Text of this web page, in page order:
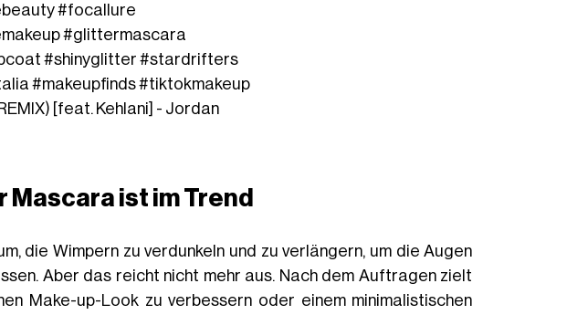
#focallure
#glittermascara
#shinyglitter #stardrifters
#makeupfinds#tiktokmakeup
[feat. Kehlani] - Jordan
Mascara ist im Trend
die Wimpern zu verdunkeln und zu verlängern, um die Augen
Aber das reicht nicht mehr aus. Nach dem Auftragen zielt
Make-up-Look zu verbessern oder einem minimalistischen